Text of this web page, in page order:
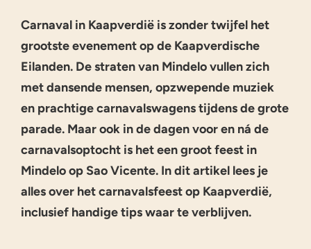
Carnaval in Kaapverdië is zonder twijfel het
grootste evenement op de Kaapverdische
Eilanden. De straten van Mindelo vullen zich
met dansende mensen, opzwepende muziek
en prachtige carnavalswagens tijdens de grote
parade. Maar ook in de dagen voor en ná de
carnavalsoptocht is het een groot feest in
Mindelo op Sao Vicente. In dit artikel lees je
alles over het carnavalsfeest op Kaapverdië,
inclusief handige tips waar te verblijven.